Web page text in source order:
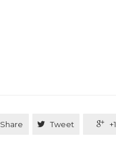
Share  Tweet  +1